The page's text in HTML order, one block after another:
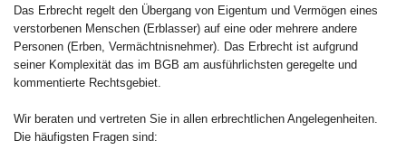
Das Erbrecht regelt den Übergang von Eigentum und Vermögen eines
verstorbenen Menschen (Erblasser) auf eine oder mehrere andere
Personen (Erben, Vermächtnisnehmer). Das Erbrecht ist aufgrund
seiner Komplexität das im BGB am ausführlichsten geregelte und
kommentierte Rechtsgebiet.
Wir beraten und vertreten Sie in allen erbrechtlichen Angelegenheiten.
Die häufigsten Fragen sind: